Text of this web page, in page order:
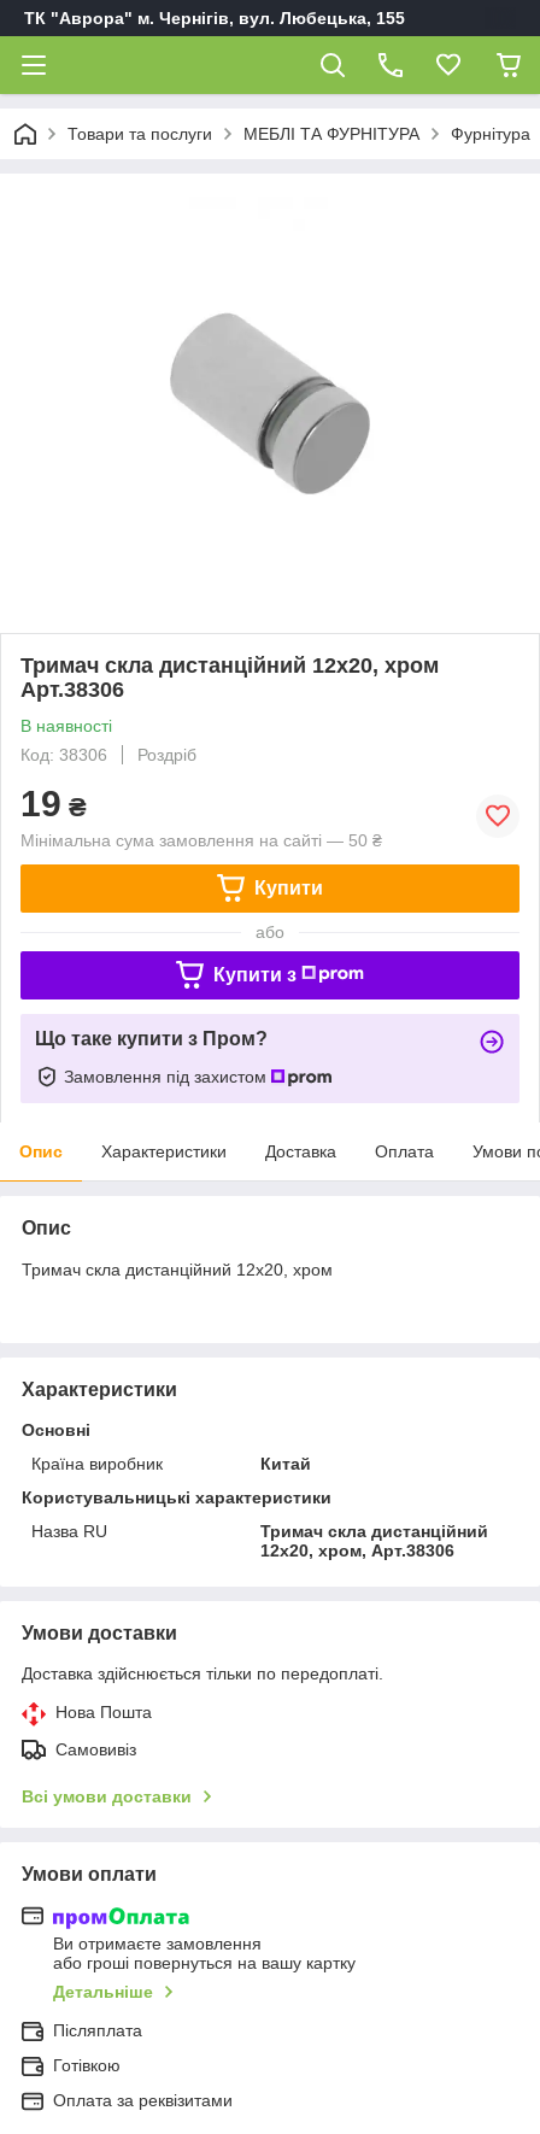
ТК "Аврора" м. Чернігів, вул. Любецька, 155
Товари та послуги МЕБЛІ ТА ФУРНІТУРА Фурнітура
Тримач скла дистанційний 12х20, хром
Арт.38306
В наявності
Код: 38306
Роздріб
19 ₴
Мінімальна сума замовлення на сайті — 50 ₴
Купити
або
Купити з
Що таке купити з Пром?
Замовлення під захистом
Опис Характеристики Доставка Оплата Умови
Опис
Тримач скла дистанційний 12х20, хром
Характеристики
Основні
Країна виробник
Китай
Користувальницькі характеристики
Назва RU
Тримач скла дистанційний
12х20, хром, Арт.38306
Умови доставки
Доставка здійснюється тільки по передоплаті.
Нова Пошта
Самовивіз
Всі умови доставки
Умови оплати
Ви отримаєте замовлення
або гроші повернуться на вашу картку
Детальніше
Післяплата
Готівкою
Оплата за реквізитами